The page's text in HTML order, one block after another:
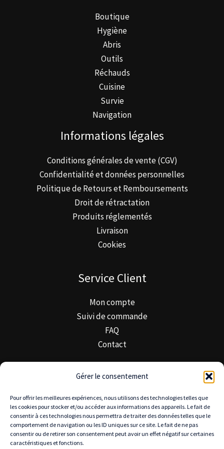
Gérer le consentement
Pour offrir les meilleures expériences, nous utilisons des technologies telles que
les cookies pour stocker et/ou accéder aux informations des appareils. Le fait de
consentir à ces technologies nous permettra de traiter des données telles que le
comportement de navigation ou les ID uniques sur ce site. Le fait de ne pas
consentir ou de retirer son consentement peut avoir un effet négatif sur certaines
caractéristiques et fonctions.
Boutique
Hygiène
Abris
Outils
Réchauds
Cuisine
Survie
Navigation
Informations légales
Conditions générales de vente (CGV)
Confidentialité et données personnelles
Politique de Retours et Remboursements
Droit de rétractation
Produits réglementés
Livraison
Cookies
Service Client
Mon compte
Suivi de commande
FAQ
Contact
Minimal Trek & Confiance
À propos de Minimal Trek
Blog MinimalTrek
Notre mission